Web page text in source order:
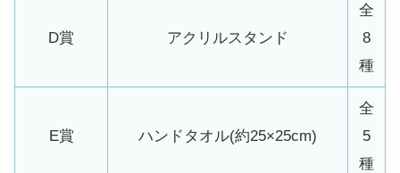
D賞 アクリルスタンド
全
8
種
E賞 ハンドタオル(約25×25cm)
全
5
種